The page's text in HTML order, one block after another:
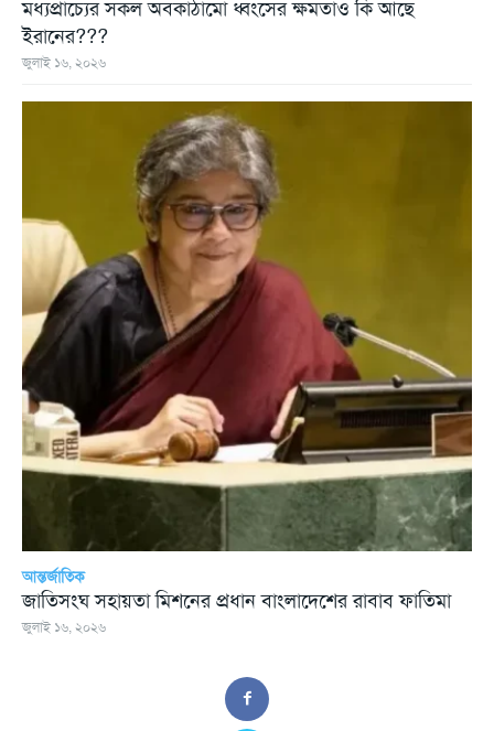
মধ্যপ্রাচ্যের সকল অবকাঠামো ধ্বংসের ক্ষমতাও কি আছে
ইরানের???
জুলাই ১৬, ২০২৬
আন্তর্জাতিক
জাতিসংঘ সহায়তা মিশনের প্রধান বাংলাদেশের রাবাব ফাতিমা
জুলাই ১৬, ২০২৬